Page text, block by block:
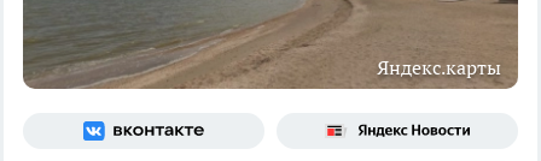
Яндекс.карты